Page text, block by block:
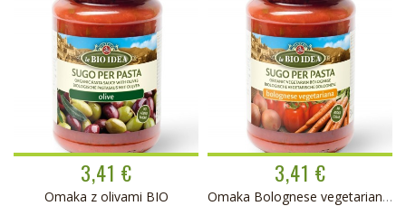
3,41 €
Omaka z olivami BIO
3,41 €
Omaka Bolognese vegetarianska BIO